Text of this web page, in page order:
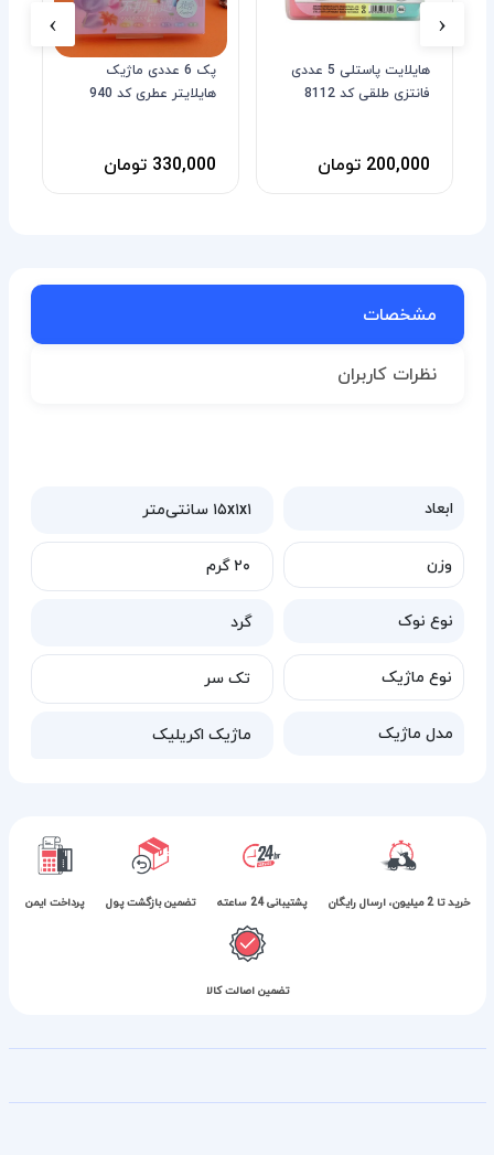
هایلایت پاستلی 5 عددی
فانتزی طلقی کد 8112
200,000 تومان
پک 6 عددی ماژیک
هایلایتر عطری کد 940
330,000 تومان
‹
›
مشخصات
نظرات کاربران
ابعاد
۱۵x۱x۱ سانتی‌متر
وزن
۲۰ گرم
نوع نوک
گرد
نوع ماژیک
تک سر
مدل ماژیک
ماژیک اکریلیک
خرید تا 2 میلیون، ارسال رایگان پشتیبانی 24 ساعته تضمین بازگشت پول پرداخت ایمن
تضمین اصالت کالا